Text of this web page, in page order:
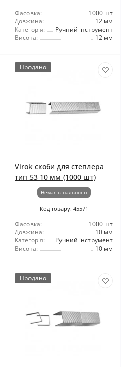
Фасовка:
1000 шт
Довжина:
12 мм
Категорія:
Ручний інструмент
Висота:
12 мм
Продано
Virok скоби для степлера
тип 53 10 мм (1000 шт)
Немає в наявності
Код товару: 45571
Фасовка:
1000 шт
Довжина:
10 мм
Категорія:
Ручний інструмент
Висота:
10 мм
Продано